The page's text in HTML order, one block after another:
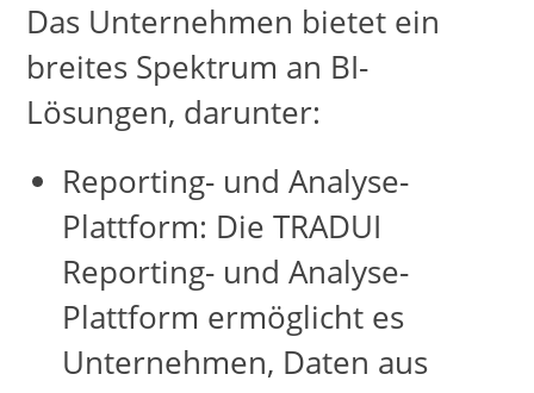
Das Unternehmen bietet ein
breites Spektrum an BI-
Lösungen, darunter:
Reporting- und Analyse-
Plattform: Die TRADUI
Reporting- und Analyse-
Plattform ermöglicht es
Unternehmen, Daten aus